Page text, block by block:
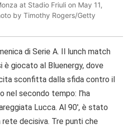
at Stadio Friuli on May 11,
by Timothy Rogers/Getty
di Serie A. Il lunch match
è giocato al Bluenergy, dove
sconfitta dalla sfida contro il
nel secondo tempo: l’ha
Lucca. Al 90′, è stato
rete decisiva. Tre punti che